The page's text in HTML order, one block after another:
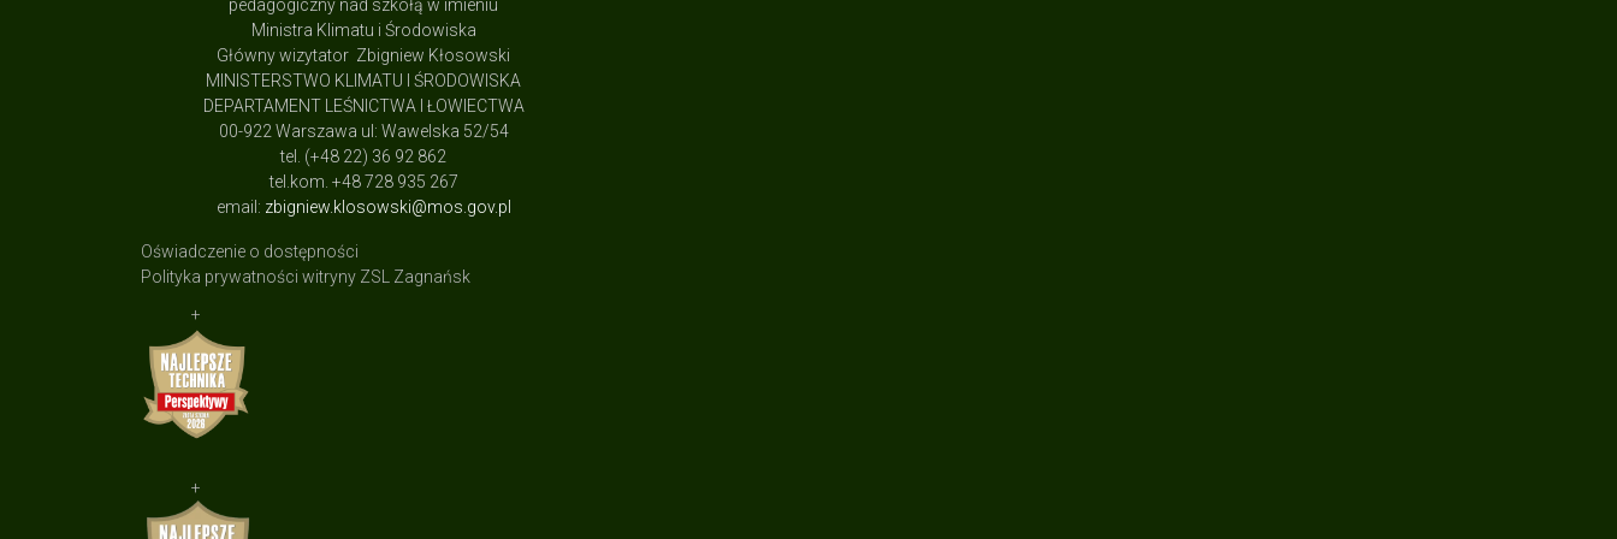
pedagogiczny nad szkołą w imieniu
Ministra Klimatu i Środowiska
Główny wizytator Zbigniew Kłosowski
MINISTERSTWO KLIMATU I ŚRODOWISKA
DEPARTAMENT LEŚNICTWA I ŁOWIECTWA
00-922 Warszawa ul: Wawelska 52/54
tel. (+48 22) 36 92 862
tel.kom. +48 728 935 267
email: zbigniew.klosowski@mos.gov.pl
Oświadczenie o dostępności
Polityka prywatności witryny ZSL Zagnańsk
+
+